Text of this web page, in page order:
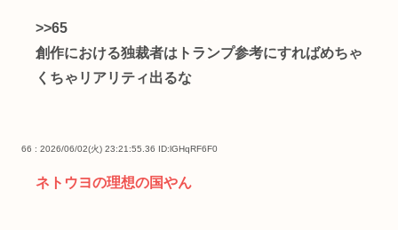
>>65
創作における独裁者はトランプ参考にすればめちゃ
くちゃリアリティ出るな
66 : 2026/06/02(火) 23:21:55.36 ID:lGHqRF6F0
ネトウヨの理想の国やん